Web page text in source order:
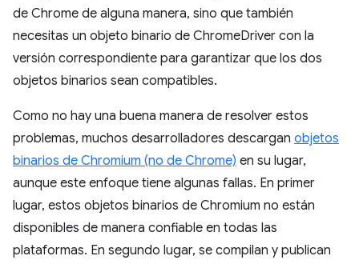
de Chrome de alguna manera, sino que también
necesitas un objeto binario de ChromeDriver con la
versión correspondiente para garantizar que los dos
objetos binarios sean compatibles.
Como no hay una buena manera de resolver estos
problemas, muchos desarrolladores descargan objetos
binarios de Chromium (no de Chrome) en su lugar,
aunque este enfoque tiene algunas fallas. En primer
lugar, estos objetos binarios de Chromium no están
disponibles de manera confiable en todas las
plataformas. En segundo lugar, se compilan y publican